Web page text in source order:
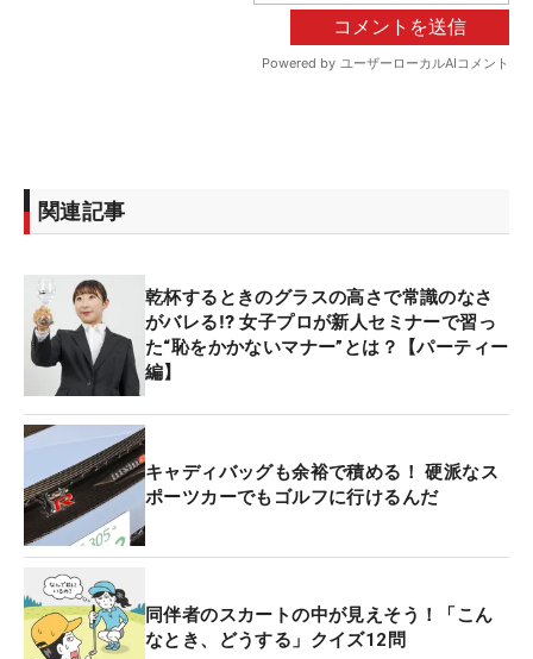
関連記事
乾杯するときのグラスの高さで常識のなさ
がバレる⁉ 女子プロが新人セミナーで習っ
た“恥をかかないマナー”とは？【パーティー
編】
キャディバッグも余裕で積める！ 硬派なス
ポーツカーでもゴルフに行けるんだ
同伴者のスカートの中が見えそう！「こん
なとき、どうする」クイズ12問